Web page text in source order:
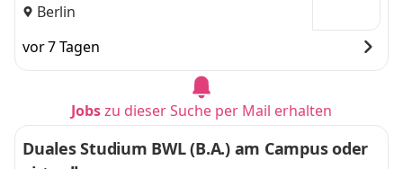
Berlin
vor 7 Tagen
Jobszu dieser Suche per Mail erhalten
Duales Studium BWL (B.A.) am Campus oder